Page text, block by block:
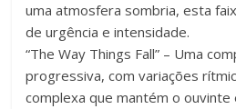
uma atmosfera sombria, esta
de urgência e intensidade.
“The Way Things Fall” – Uma
progressiva, com variações
complexa que mantém o ouvinte